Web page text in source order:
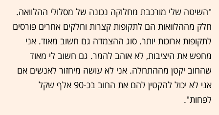
"השיטה שלי מורכבת מחלוקה נכונה של מסלולי ההלוואה.
חלק מההלוואות הם לתקופות קצרות וחלקים אחרים פורסים
לתקופות ארוכות יותר. סוג ההצמדה גם חשוב מאוד. אני
מחפש את היציבות, לא אוהב להמר. גם חשוב לי מאוד
שהחוב יקטן מההתחלה. אני לא עושה מיחזור לאנשים אם
אני לא יכול להקטין להם את החוב בכ-90 אלף שקל
לפחות".